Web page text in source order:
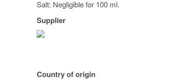
Salt: Negligible for 100 ml.
Supplier
Country of origin